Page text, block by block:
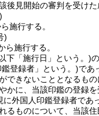
後見開始の審判を受けた
施行する。
)
ら施行する。
下「施行日」という。)
登録者」という。)であ
できないこととなるも
かに、当該印鑑の登録
外国人印鑑登録者で
るものについて、当該